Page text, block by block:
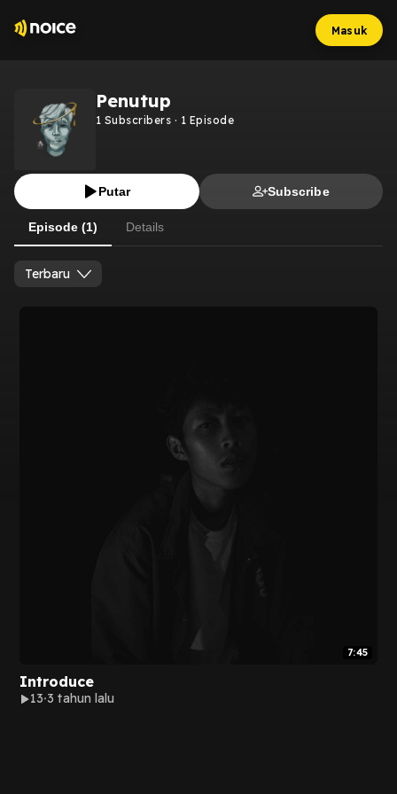
Masuk
Penutup
1 Subscribers · 1 Episode
Putar Subscribe
Episode (1) Details
Terbaru
7:45
Introduce
13 3 tahun lalu